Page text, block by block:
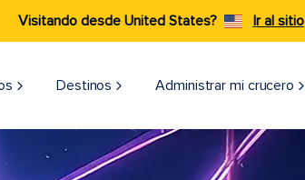
Visitando desde United States? Ir al sitio
Destinos Administrar mi crucero